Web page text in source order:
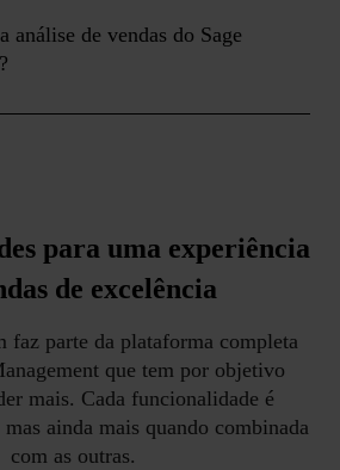
análise de vendas do Sage
para uma experiência
de excelência
faz parte da plataforma completa
que tem por objetivo
mais. Cada funcionalidade é
ainda mais quando combinada
com as outras.